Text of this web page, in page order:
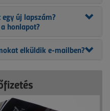
új lapszám?
honlapot?
elküldik e-mailben?